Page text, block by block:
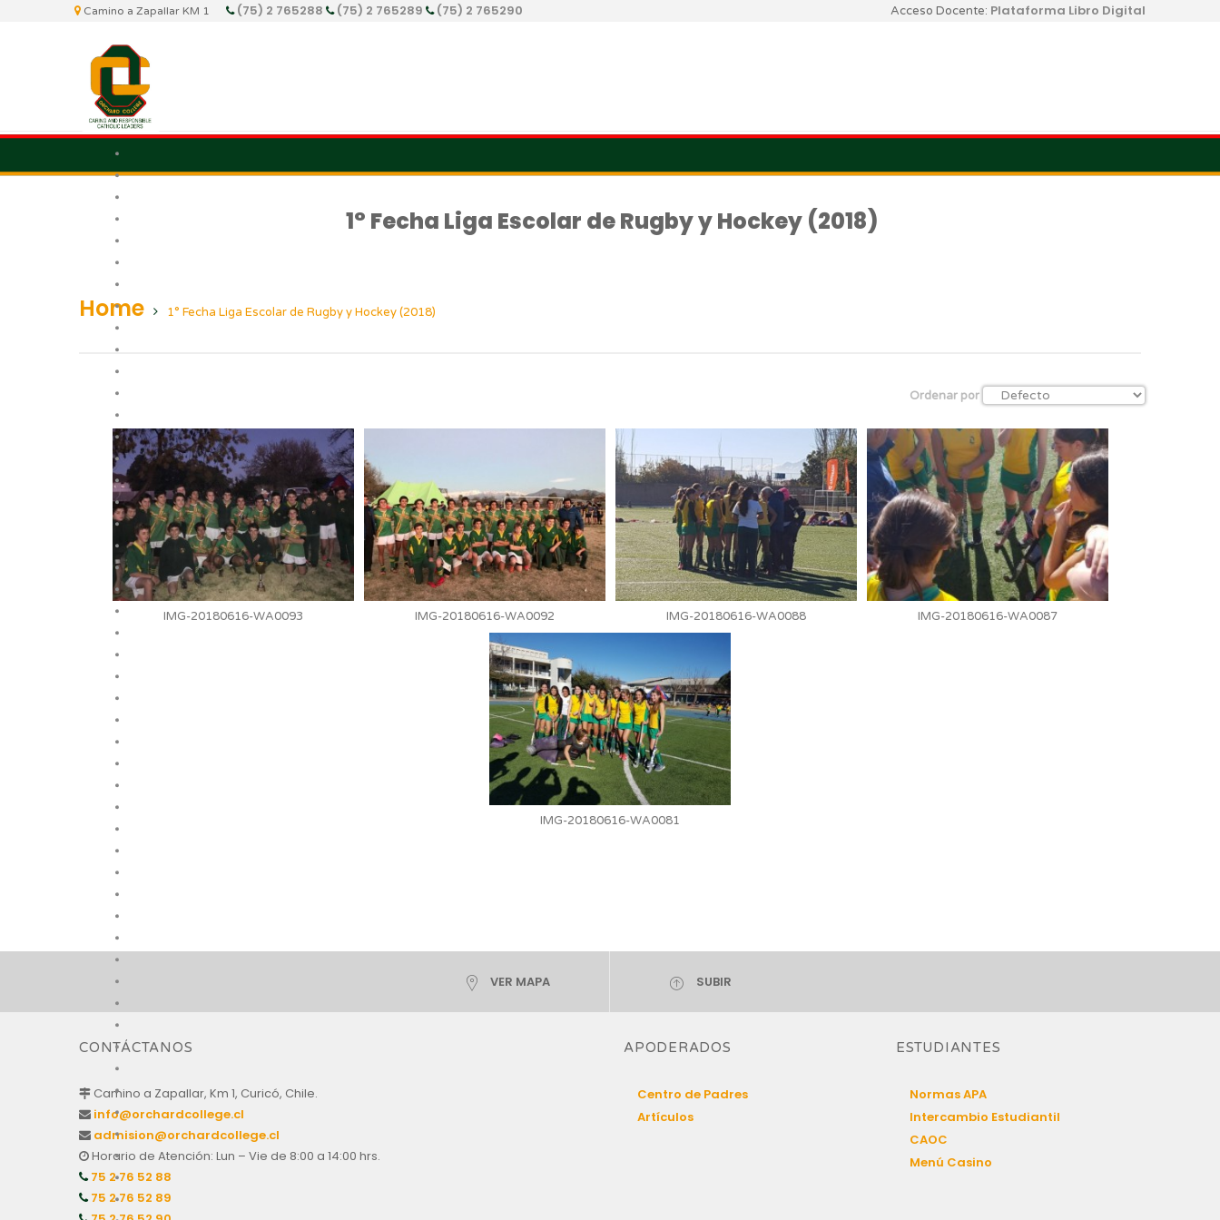
Camino a Zapallar KM 1 (75) 2 765288 (75) 2 765289 (75) 2 765290 Acceso Docente: Plataforma Libro Digital
1° Fecha Liga Escolar de Rugby y Hockey (2018)
Home 1° Fecha Liga Escolar de Rugby y Hockey (2018)
Ordenar por
IMG-20180616-WA0093 IMG-20180616-WA0092 IMG-20180616-WA0088 IMG-20180616-WA0087
IMG-20180616-WA0081
VER MAPA SUBIR
CONTÁCTANOS
Camino a Zapallar, Km 1, Curicó, Chile.
info@orchardcollege.cl
admision@orchardcollege.cl
Horario de Atención: Lun – Vie de 8:00 a 14:00 hrs.
75 2 76 52 88
75 2 76 52 89
APODERADOS
Centro de Padres
Artículos
ESTUDIANTES
Normas APA
Intercambio Estudiantil
CAOC
Menú Casino